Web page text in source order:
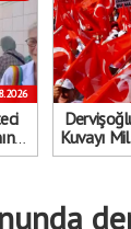
Kuvayı